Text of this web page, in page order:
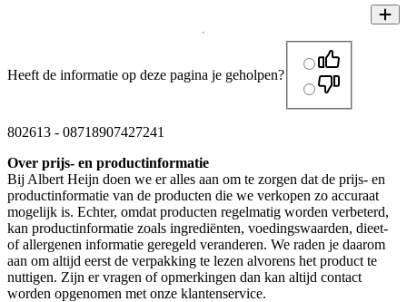
Heeft de informatie op deze pagina je geholpen?
802613 - 08718907427241
Over prijs- en productinformatie
Bij Albert Heijn doen we er alles aan om te zorgen dat de prijs- en
productinformatie van de producten die we verkopen zo accuraat
mogelijk is. Echter, omdat producten regelmatig worden verbeterd,
kan productinformatie zoals ingrediënten, voedingswaarden, dieet-
of allergenen informatie geregeld veranderen. We raden je daarom
aan om altijd eerst de verpakking te lezen alvorens het product te
nuttigen. Zijn er vragen of opmerkingen dan kan altijd contact
worden opgenomen met onze klantenservice.